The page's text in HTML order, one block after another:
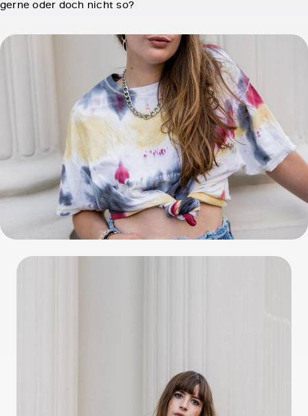
gerne oder doch nicht so?